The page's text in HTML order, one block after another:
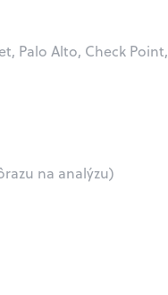
Palo Alto, Check Point,
na analýzu)